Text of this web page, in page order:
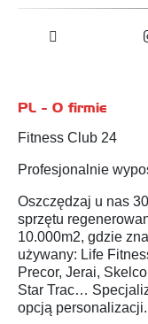
PL - O firmie
Fitness Club 24
Profesjonalnie
Oszczędzaj u nas
sprzętu
10.000m2, gdzie
używany: Life
Precor, Jerai,
Star Trac…
opcją personalizacji.